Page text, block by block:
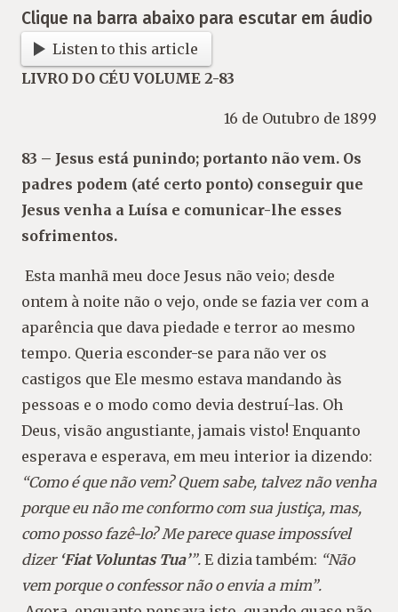
Clique na barra abaixo para escutar em áudio
Listen to this article
LIVRO DO CÉU VOLUME 2-83
16 de Outubro de 1899
83 – Jesus está punindo; portanto não vem. Os
padres podem (até certo ponto) conseguir que
Jesus venha a Luísa e comunicar-lhe esses
sofrimentos.
Esta manhã meu doce Jesus não veio; desde
ontem à noite não o vejo, onde se fazia ver com a
aparência que dava piedade e terror ao mesmo
tempo. Queria esconder-se para não ver os
castigos que Ele mesmo estava mandando às
pessoas e o modo como devia destruí-las. Oh
Deus, visão angustiante, jamais visto! Enquanto
esperava e esperava, em meu interior ia dizendo:
“Como é que não vem? Quem sabe, talveznão venha
porque eu não me conformo com sua justiça, mas,
como posso fazê-lo? Me parece quase impossível
dizer ‘Fiat Voluntas Tua’”. E dizia também: “Não
vem porque o confessor não o envia a mim”.